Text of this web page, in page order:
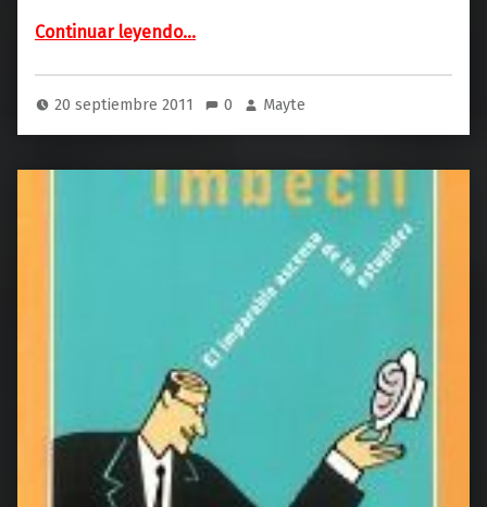
Continuar leyendo“Si tú me dices ven lo dejo todo…pero dime ven. (Grijalbo)”
…
20 septiembre 2011 0 Mayte